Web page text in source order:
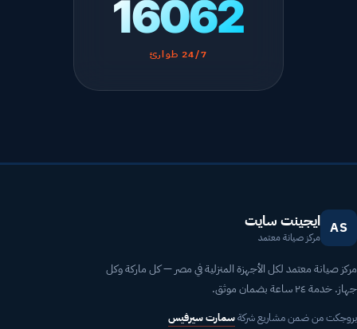
16062
24/7 طوارئ
AS ايجينت سايت
مركز صيانة معتمد
مركز صيانة معتمد لكل الأجهزة المنزلية في مصر — كل ماركة وكل
جهاز. خدمة ٢٤ ساعة بضمان موثق.
بروجكت من ضمن مشاريع شركةسمارت سيرفيس